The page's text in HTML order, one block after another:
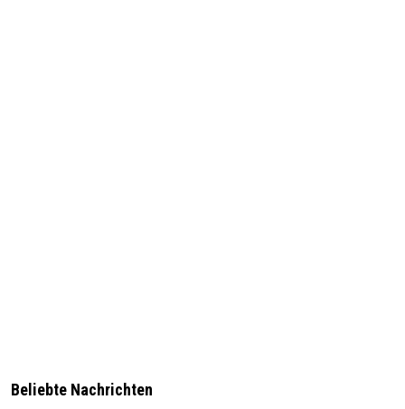
Beliebte Nachrichten